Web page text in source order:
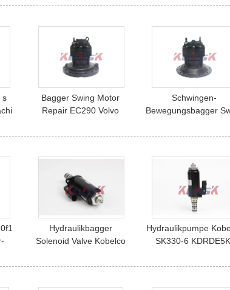
YY10V00009F5 Kobelco
V SUMITOMO
s
Bagger Swing Motor
Repair EC290 Volvo
Schwingen-
Bewegungsbagger
M5X130CHB
Hydraulikbagger
Solenoid Valve Kobelco
30C50-143
Hydraulikpumpe
SK330-6
Bagger-Solenoid